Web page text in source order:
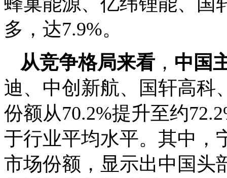
多，达7.9%。
从竞争格局来看 ， 中国
迪、中创新航、国轩高科
份额从70.2%提升至约
于行业平均水平。其中，
市场份额，显示出中国头